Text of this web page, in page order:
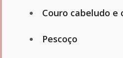
Couro cabeludo e
Pescoço